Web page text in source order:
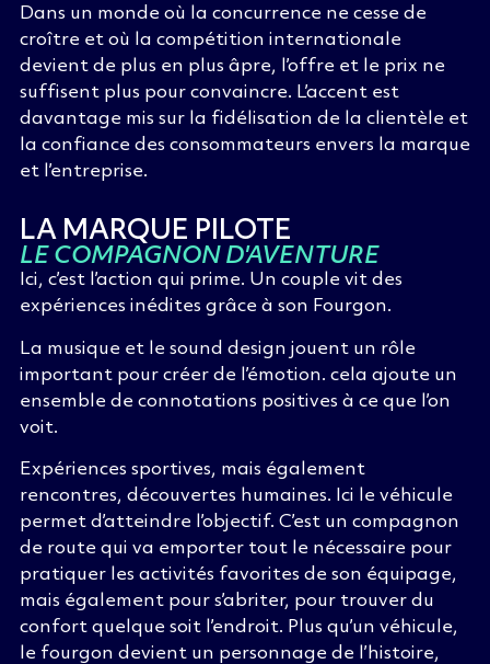
Dans un monde où la concurrence ne cesse de
croître et où la compétition internationale
devient de plus en plus âpre, l’offre et le prix ne
suffisent plus pour convaincre. L’accent est
davantage mis sur la fidélisation de la clientèle et
la confiance des consommateurs envers la marque
et l’entreprise.
LA MARQUE PILOTE
LE COMPAGNON D'AVENTURE
Ici, c’est l’action qui prime. Un couple vit des
expériences inédites grâce à son Fourgon.
La musique et le sound design jouent un rôle
important pour créer de l’émotion. cela ajoute un
ensemble de connotations positives à ce que l’on
voit.
Expériences sportives, mais également
rencontres, découvertes humaines. Ici le véhicule
permet d’atteindre l’objectif. C’est un compagnon
de route qui va emporter tout le nécessaire pour
pratiquer les activités favorites de son équipage,
mais également pour s’abriter, pour trouver du
confort quelque soit l’endroit. Plus qu’un véhicule,
le fourgon devient un personnage de l’histoire,